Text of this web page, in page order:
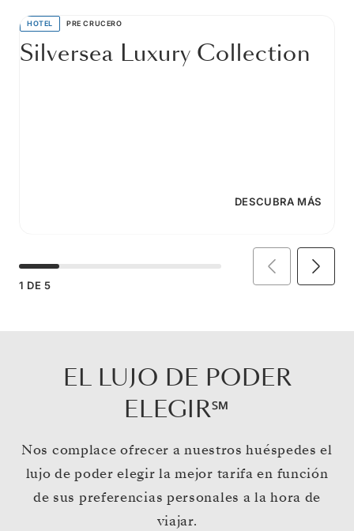
HOTEL PRE CRUCERO
Silversea Luxury Collection
DESCUBRA MÁS
1 DE 5
EL LUJO DE PODER
ELEGIR℠
Nos complace ofrecer a nuestros huéspedes el
lujo de poder elegir la mejor tarifa en función
de sus preferencias personales a la hora de
viajar.